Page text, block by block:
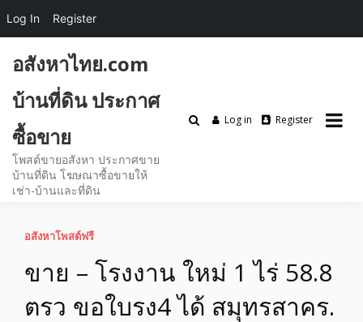
content
อสังหาไทย.com
บ้านที่ดิน ประกาศ
ซื้อขาย
โพสต์ขายอสังหา ประกาศขาย
บ้านที่ดิน โฆษณาซื้อขายให้
เช่า-บ้านและที่ดิน
Log in Register
อสังหาโพสต์ฟรี
ขาย – โรงงาน ใหม่ 1 ไร่ 58.8
ตรว ขอใบรง4 ได้ สมุทรสาคร.
Log In Register